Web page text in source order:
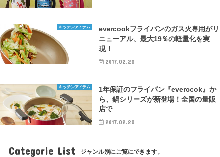
キッチンアイテム
evercookフライパンのガス火専用がリ
ニューアル、最大19％の軽量化を実
現！
2017.02.20
キッチンアイテム
1年保証のフライパン『evercook』か
ら、鍋シリーズが新登場！全国の量販
店で
2017.02.20
Categorie List ジャンル別にご覧にできます。